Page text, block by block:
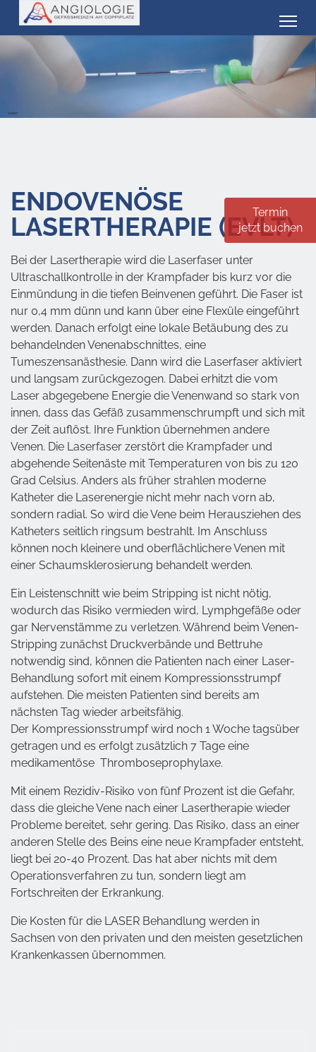
Termin
jetzt buchen
ENDOVENÖSE
LASERTHERAPIE (EVLT)
Bei der Lasertherapie wird die Laserfaser unter
Ultraschallkontrolle in der Krampfader bis kurz vor die
Einmündung in die tiefen Beinvenen geführt. Die Faser ist
nur 0,4 mm dünn und kann über eine Flexüle eingeführt
werden. Danach erfolgt eine lokale Betäubung des zu
behandelnden Venenabschnittes, eine
Tumeszensanästhesie. Dann wird die Laserfaser aktiviert
und langsam zurückgezogen. Dabei erhitzt die vom
Laser abgegebene Energie die Venenwand so stark von
innen, dass das Gefäß zusammenschrumpft und sich mit
der Zeit auflöst. Ihre Funktion übernehmen andere
Venen. Die Laserfaser zerstört die Krampfader und
abgehende Seitenäste mit Temperaturen von bis zu 120
Grad Celsius. Anders als früher strahlen moderne
Katheter die Laserenergie nicht mehr nach vorn ab,
sondern radial. So wird die Vene beim Herausziehen des
Katheters seitlich ringsum bestrahlt. Im Anschluss
können noch kleinere und oberflächlichere Venen mit
einer Schaumsklerosierung behandelt werden.
Ein Leistenschnitt wie beim Stripping ist nicht nötig,
wodurch das Risiko vermieden wird, Lymphgefäße oder
gar Nervenstämme zu verletzen. Während beim Venen-
Stripping zunächst Druckverbände und Bettruhe
notwendig sind, können die Patienten nach einer Laser-
Behandlung sofort mit einem Kompressionsstrumpf
aufstehen. Die meisten Patienten sind bereits am
nächsten Tag wieder arbeitsfähig.
Der Kompressionsstrumpf wird noch 1 Woche tagsüber
getragen und es erfolgt zusätzlich 7 Tage eine
medikamentöse Thromboseprophylaxe.
Mit einem Rezidiv-Risiko von fünf Prozent ist die Gefahr,
dass die gleiche Vene nach einer Lasertherapie wieder
Probleme bereitet, sehr gering. Das Risiko, dass an einer
anderen Stelle des Beins eine neue Krampfader entsteht,
liegt bei 20-40 Prozent. Das hat aber nichts mit dem
Operationsverfahren zu tun, sondern liegt am
Fortschreiten der Erkrankung.
Die Kosten für die LASER Behandlung werden in
Sachsen von den privaten und den meisten gesetzlichen
Krankenkassen übernommen.